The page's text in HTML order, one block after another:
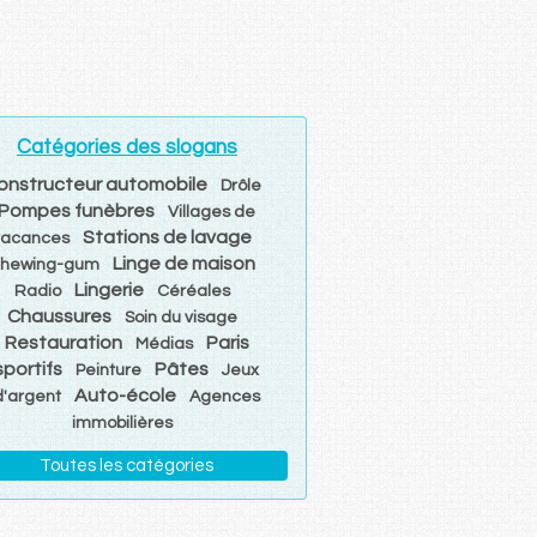
Catégories des slogans
automobile Drôle
funèbres
Villages de
Stations de lavage
gum Linge de maison
Radio Lingerie Céréales
Chaussures Soin du visage
Restauration Médias
Paris
Peinture Pâtes
Jeux
Auto-école
Agences
immobilières
Toutes les catégories